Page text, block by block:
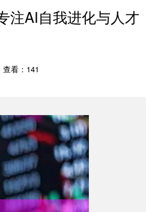
注AI自我进化与人才
查看：141